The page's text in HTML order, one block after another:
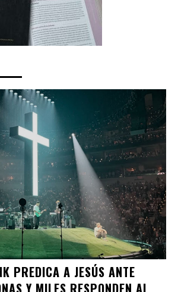
PREDICA A JESÚS ANTE
Y MILES RESPONDEN AL